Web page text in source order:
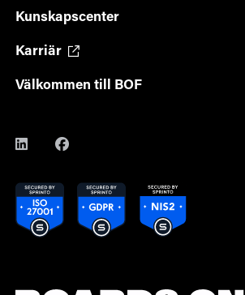
Kunskapscenter
Karriär
Välkommen till BOF